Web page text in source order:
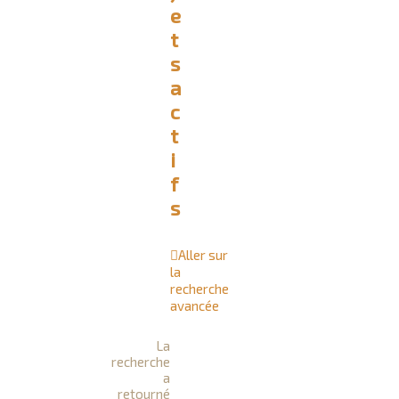
e
t
s
a
c
t
i
f
s
Aller sur
la
recherche
avancée
La
recherche
a
retourné